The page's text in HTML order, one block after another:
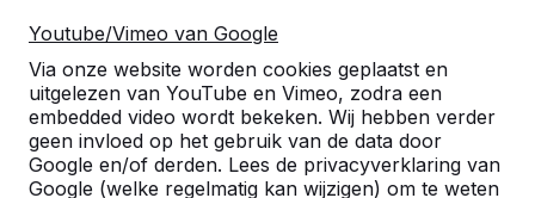
Youtube/Vimeo van Google
Via onze website worden cookies geplaatst en
uitgelezen van YouTube en Vimeo, zodra een
embedded video wordt bekeken. Wij hebben verder
geen invloed op het gebruik van de data door
Google en/of derden. Lees de privacyverklaring van
Google (welke regelmatig kan wijzigen) om te weten
Zie ook